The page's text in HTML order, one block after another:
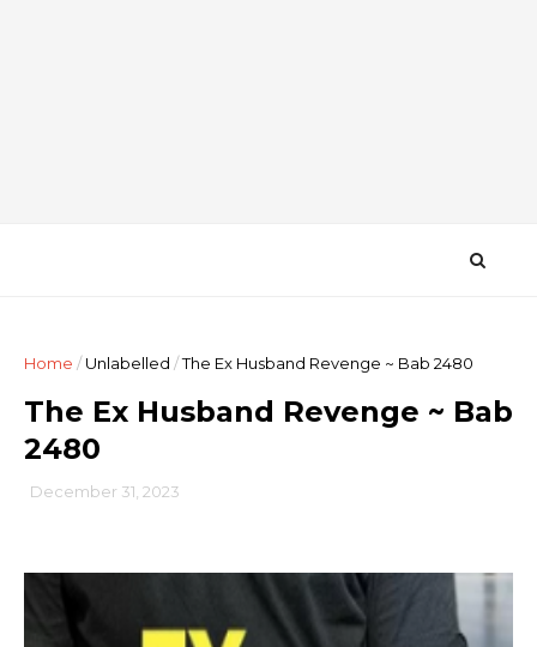
Home /Unlabelled /The Ex Husband Revenge ~ Bab 2480
The Ex Husband Revenge ~ Bab
2480
December 31, 2023